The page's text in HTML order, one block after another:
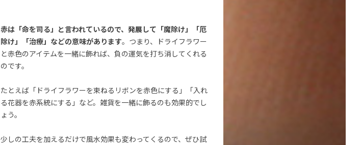
赤は「命を司る」と言われているので、発展して「魔除け」「厄
除け」「治療」などの意味があります。つまり、ドライフラワー
と赤色のアイテムを一緒に飾れば、負の運気を打ち消してくれる
のです。
たとえば「ドライフラワーを束ねるリボンを赤色にする」「入れ
る花器を赤系統にする」など。雑貨を一緒に飾るのも効果的でし
ょう。
少しの工夫を加えるだけで風水効果も変わってくるので、ぜひ試